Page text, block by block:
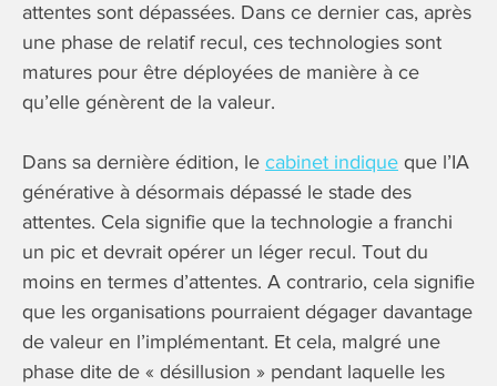
attentes sont dépassées. Dans ce dernier cas, après
une phase de relatif recul, ces technologies sont
matures pour être déployées de manière à ce
qu’elle génèrent de la valeur.
Dans sa dernière édition, le cabinet indique que l’IA
générative à désormais dépassé le stade des
attentes. Cela signifie que la technologie a franchi
un pic et devrait opérer un léger recul. Tout du
moins en termes d’attentes. A contrario, cela signifie
que les organisations pourraient dégager davantage
de valeur en l’implémentant. Et cela, malgré une
phase dite de « désillusion » pendant laquelle les